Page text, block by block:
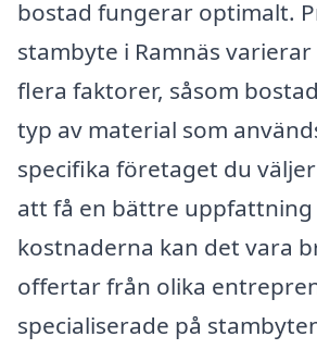
bostad fungerar optimalt.
stambyte i Ramnäs
flera faktorer, såsom
typ av material som
specifika företaget du
att få en bättre uppfattning
kostnaderna kan det vara
offertar från olika
specialiserade på